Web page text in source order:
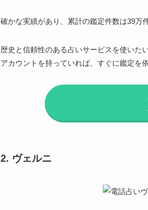
確かな実績があり、累計の鑑定件数は39万
歴史と信頼性のある占いサービスを使いた
アカウントを持っていれば、すぐに鑑定を
2. ヴェルニ